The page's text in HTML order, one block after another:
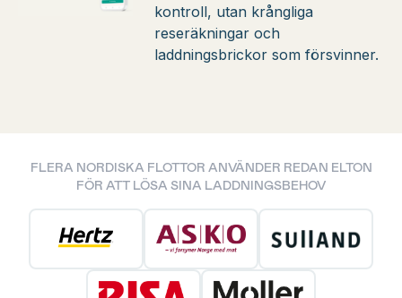
kontroll, utan krångliga
reseräkningar och
laddningsbrickor som försvinner.
FLERA NORDISKA FLOTTOR ANVÄNDER REDAN ELTON
FÖR ATT LÖSA SINA LADDNINGSBEHOV